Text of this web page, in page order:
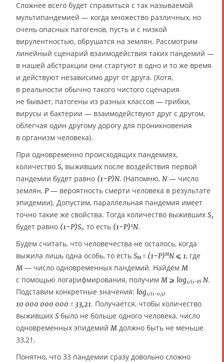
Сложнее всего будет справиться с так называемой
мультипандемией — когда множество различных, но
очень опасных патогенов, пусть и с низкой
вирулентностью, обрушатся на землян. Рассмотрим
линейный сценарий взаимодействия таких пандемий —
в нашей абстракции они стартуют в одно и то же время
и действуют независимо друг от друга. (Хотя,
в реальности обычно такого чистого сценария
не бывает, патогены из разных классов — грибки,
вирусы и бактерии — взаимодействуют друг с другом,
облегчая один другому дорогу для проникновения
в организм человека).
При одновременно происходящих пандемиях,
количество S1 выживших после воздействия первой
пандемии будет равно (1−P)N. (Напомню, N— число
землян, P— вероятность смерти человека в результате
эпидемии). Допустим, параллельная пандемия имеет
точно такие же свойства. Тогда количество выживших S2
будет равно (1−P)S1, то есть (1−P)2N.
Будем считать, что человечества не осталось, когда
выжила лишь одна особь, то есть SM = (1−P)MN ⩽ 1, где
M — число одновременных пандемий. Найдём М
с помощью логарифмирования, получим M ⩾ log1/(1−P) N.
Подставим конкретные значения: log1/(1−0,5)
10 000 000 000 = 33,21. Получается, чтобы количество
выживших S было не больше одного человека, число
одновременных эпидемий M должно быть не меньше
33,21.
Понятно, что 33 пандемии сразу довольно сложно